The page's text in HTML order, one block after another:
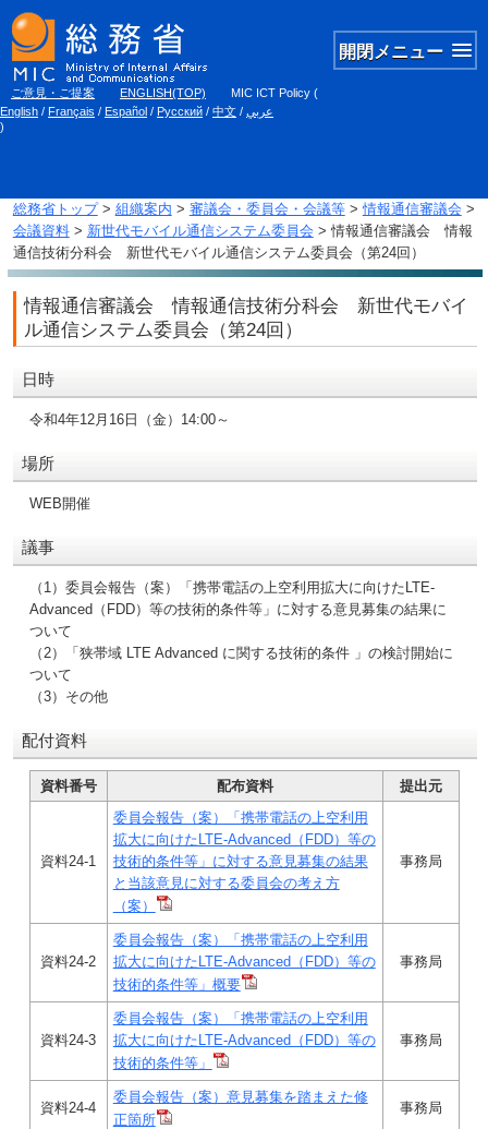
開閉メニュー
ご意見・ご提案 ENGLISH(TOP) MIC ICT Policy (
English / Français / Español / Русский / 中文 / عربي
)
総務省トップ> 組織案内 > 審議会・委員会・会議等>情報通信審議会 >
会議資料> 新世代モバイル通信システム委員会 > 情報通信審議会 情報
通信技術分科会 新世代モバイル通信システム委員会（第24回）
情報通信審議会 情報通信技術分科会 新世代モバイ
ル通信システム委員会（第24回）
日時
令和4年12月16日（金）14:00～
場所
WEB開催
議事
（1）委員会報告（案）「携帯電話の上空利用拡大に向けたLTE-
Advanced（FDD）等の技術的条件等」に対する意見募集の結果に
ついて
（2）「狭帯域 LTE Advanced に関する技術的条件 」の検討開始に
ついて
（3）その他
配付資料
資料番号 配布資料 提出元
資料24-1
委員会報告（案）「携帯電話の上空利用
拡大に向けたLTE-Advanced（FDD）等の
技術的条件等」に対する意見募集の結果
と当該意見に対する委員会の考え方
（案）
事務局
資料24-2
委員会報告（案）「携帯電話の上空利用
拡大に向けたLTE-Advanced（FDD）等の
技術的条件等」概要
事務局
資料24-3
委員会報告（案）「携帯電話の上空利用
拡大に向けたLTE-Advanced（FDD）等の
技術的条件等」
事務局
資料24-4
委員会報告（案）意見募集を踏まえた修
正箇所
事務局